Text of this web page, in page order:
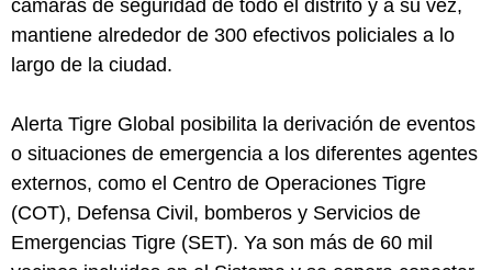
cámaras de seguridad de todo el distrito y a su vez,
mantiene alrededor de 300 efectivos policiales a lo
largo de la ciudad.
Alerta Tigre Global posibilita la derivación de eventos
o situaciones de emergencia a los diferentes agentes
externos, como el Centro de Operaciones Tigre
(COT), Defensa Civil, bomberos y Servicios de
Emergencias Tigre (SET). Ya son más de 60 mil